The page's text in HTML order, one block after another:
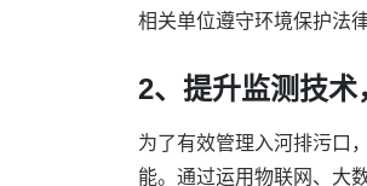
相关单位遵守环境保护法律
2、提升监测技
为了有效管理入河排污口
能。通过运用物联网、大